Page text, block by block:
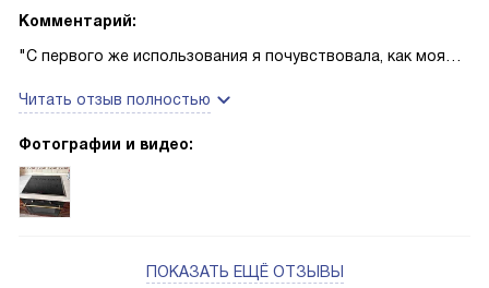
Комментарий:
"С первого же использования я почувствовала, как моя
простое и интуитивное, благодаря сенсорным
переключателям. Очень удобно, что есть возможность
приготовления повторяющихся рецептов.
Когда готовлю ужин для семьи, а муж опаздывает с
Читать отзыв полностью
Фотографии и видео:
ПОКАЗАТЬ ЕЩЁ ОТЗЫВЫ